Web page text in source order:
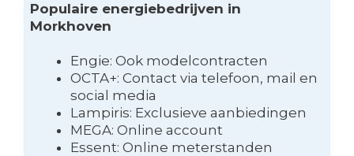
Populaire energiebedrijven in
Morkhoven
Engie: Ook modelcontracten
OCTA+: Contact via telefoon, mail en
social media
Lampiris: Exclusieve aanbiedingen
MEGA: Online account
Essent: Online meterstanden